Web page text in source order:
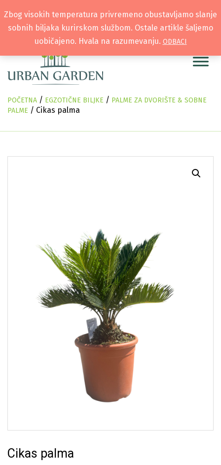
POČETNA / EGZOTIČNE BILJKE / PALME ZA DVORIŠTE & SOBNE
PALME / Cikas palma
Cikas palma
Zbog visokih temperatura privremeno obustavljamo slanje
sobnih biljaka kurirskom službom. Ostale artikle šaljemo
uobičajeno. Hvala na razumevanju. ODBACI